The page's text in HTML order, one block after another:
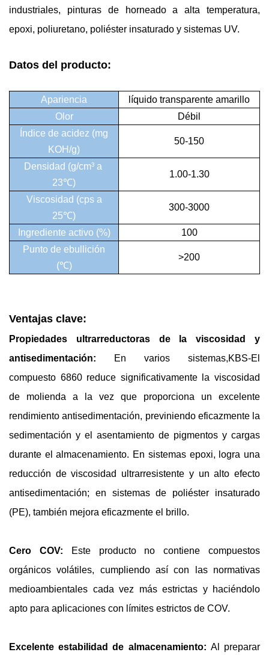
industriales, pinturas de horneado a alta temperatura,
epoxi, poliuretano, poliéster insaturado y sistemas UV.
Datos del producto:
Apariencia
líquido transparente amarillo
Olor
Débil
Índice de acidez (mg
KOH/g)
50-150
Densidad (g/cm³ a ​​
23℃)
1.00-1.30
Viscosidad (cps a
25℃)
300-3000
Ingrediente activo (%)
100
Punto de ebullición
(℃)
>200
Ventajas clave:
Propiedades ultrarreductoras de la viscosidad y
antisedimentación: En varios sistemas,KBS-El
compuesto 6860 reduce significativamente la viscosidad
de molienda a la vez que proporciona un excelente
rendimiento antisedimentación, previniendo eficazmente la
sedimentación y el asentamiento de pigmentos y cargas
durante el almacenamiento. En sistemas epoxi, logra una
reducción de viscosidad ultrarresistente y un alto efecto
antisedimentación; en sistemas de poliéster insaturado
(PE), también mejora eficazmente el brillo.
Cero COV:
Este producto no contiene compuestos
orgánicos volátiles, cumpliendo así con las normativas
medioambientales cada vez más estrictas y haciéndolo
apto para aplicaciones con límites estrictos de COV.
Excelente estabilidad de almacenamiento: Al preparar